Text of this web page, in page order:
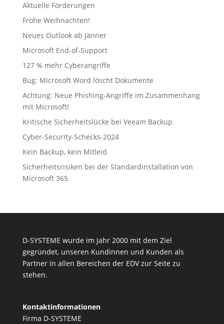
Aktuelle Förderungen
Frohe Weihnachten!
Neues Outlook ab Jänner
Microsoft End-of-Support
127 % mehr Cyberangriffe
Bug: Microsoft Word löscht Dokumente
Achtung: Neue Phishing-Angriffe im Zusammenhang
mit Microsoft!
Kritische Sicherheitslücke bei Veeam Backup
Cyber-Security-Schecks-2024
Kein Backup, kein Mitleid
Sicherheitsrisiken bei der Standardinstallation von
Microsoft 365
D-SYSTEME wurde im Jahr 2000 mit dem Ziel
gegründet, unseren Kundinnen und Kunden als
Partner in allen Bereichen der EDV zur Seite zu
stehen.
Kontaktinformationen
Firma D-SYSTEME